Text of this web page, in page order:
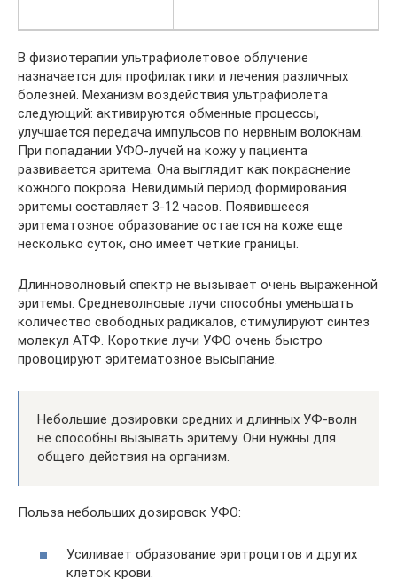
В физиотерапии ультрафиолетовое облучение
назначается для профилактики и лечения различных
болезней. Механизм воздействия ультрафиолета
следующий: активируются обменные процессы,
улучшается передача импульсов по нервным волокнам.
При попадании УФО-лучей на кожу у пациента
развивается эритема. Она выглядит как покраснение
кожного покрова. Невидимый период формирования
эритемы составляет 3-12 часов. Появившееся
эритематозное образование остается на коже еще
несколько суток, оно имеет четкие границы.
Длинноволновый спектр не вызывает очень выраженной
эритемы. Средневолновые лучи способны уменьшать
количество свободных радикалов, стимулируют синтез
молекул АТФ. Короткие лучи УФО очень быстро
провоцируют эритематозное высыпание.
Небольшие дозировки средних и длинных УФ-волн
не способны вызывать эритему. Они нужны для
общего действия на организм.
Польза небольших дозировок УФО:
Усиливает образование эритроцитов и других
клеток крови.